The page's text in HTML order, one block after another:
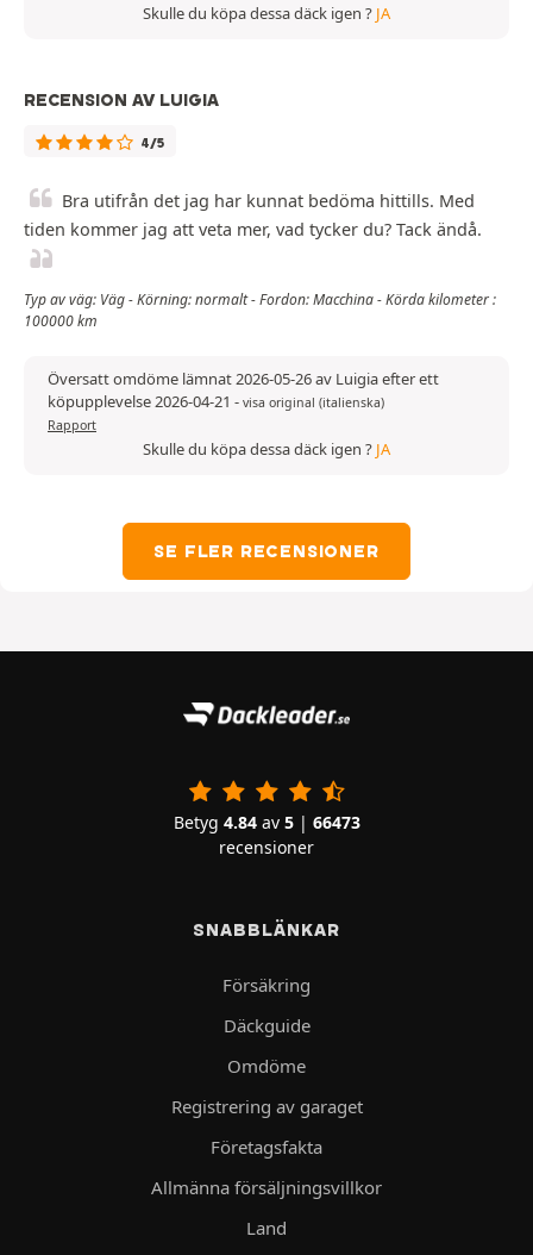
Skulle du köpa dessa däck igen ? JA
RECENSION AV LUIGIA
4/5
Bra utifrån det jag har kunnat bedöma hittills. Med
tiden kommer jag att veta mer, vad tycker du? Tack ändå.
Typ av väg: Väg - Körning: normalt - Fordon: Macchina - Körda kilometer :
100000 km
Översatt omdöme lämnat 2026-05-26 av Luigia efter ett
köpupplevelse 2026-04-21 - visa original (italienska)
Rapport
Skulle du köpa dessa däck igen ? JA
SE FLER RECENSIONER
Betyg 4.84av 5| 66473
recensioner
SNABBLÄNKAR
Försäkring
Däckguide
Omdöme
Registrering av garaget
Företagsfakta
Allmänna försäljningsvillkor
Land